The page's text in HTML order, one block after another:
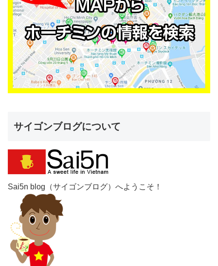
サイゴンブログについて
Sai5n blog（サイゴンブログ）へようこそ！